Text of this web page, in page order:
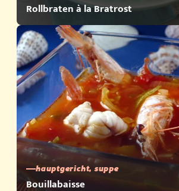
Rollbraten à la Bratrost
hauptgericht, suppe
Bouillabaisse